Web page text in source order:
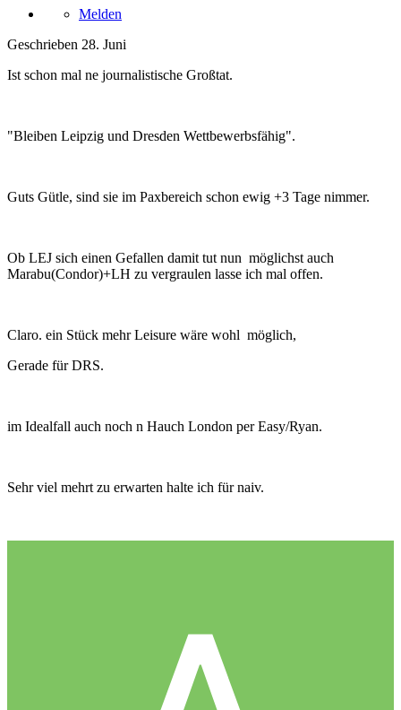
Melden
Geschrieben 28. Juni
Ist schon mal ne journalistische Großtat.
"Bleiben Leipzig und Dresden Wettbewerbsfähig".
Guts Gütle, sind sie im Paxbereich schon ewig +3 Tage nimmer.
Ob LEJ sich einen Gefallen damit tut nun möglichst auch
Marabu(Condor)+LH zu vergraulen lasse ich mal offen.
Claro. ein Stück mehr Leisure wäre wohl möglich,
Gerade für DRS.
im Idealfall auch noch n Hauch London per Easy/Ryan.
Sehr viel mehrt zu erwarten halte ich für naiv.